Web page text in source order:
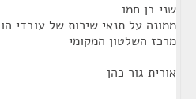
שני בן חמו -
ממונה על תנאי שירות של עובדי
מרכז השלטון המקומי
אורית גור כהן
-